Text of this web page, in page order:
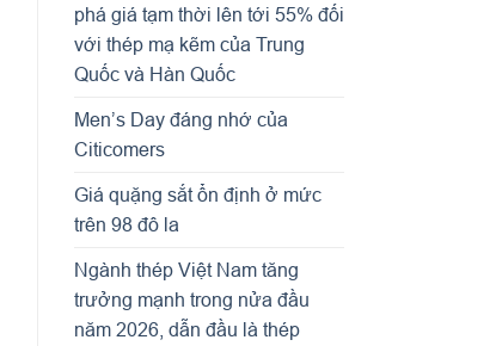
phá giá tạm thời lên tới 55% đối
với thép mạ kẽm của Trung
Quốc và Hàn Quốc
Men’s Day đáng nhớ của
Citicomers
Giá quặng sắt ổn định ở mức
trên 98 đô la
Ngành thép Việt Nam tăng
trưởng mạnh trong nửa đầu
năm 2026, dẫn đầu là thép